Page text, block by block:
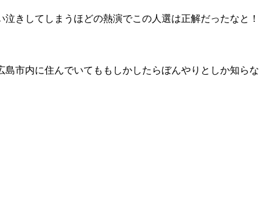
きしてしまうほどの熱演でこの人選は正解だったなと！
市内に住んでいてももしかしたらぼんやりとしか知らな